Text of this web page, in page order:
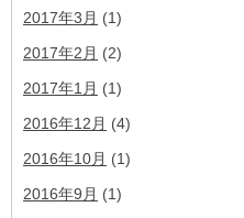
2017年3月 (1)
2017年2月 (2)
2017年1月 (1)
2016年12月 (4)
2016年10月 (1)
2016年9月 (1)